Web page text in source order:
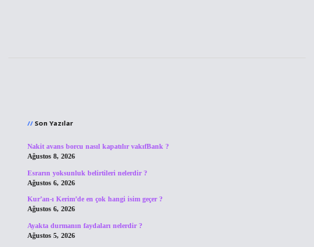
Son Yazılar
Nakit avans borcu nasıl kapatılır vakıfBank ?
Ağustos 8, 2026
Esrarın yoksunluk belirtileri nelerdir ?
Ağustos 6, 2026
Kur’an-ı Kerim’de en çok hangi isim geçer ?
Ağustos 6, 2026
Ayakta durmanın faydaları nelerdir ?
Ağustos 5, 2026